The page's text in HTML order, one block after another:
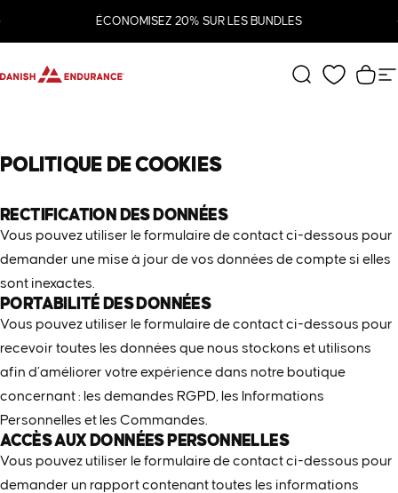
ÉCONOMISEZ 20% SUR LES BUNDLES
DANISH ENDURANCE Rechercher
POLITIQUE DECOOKIES
RECTIFICATION DES DONNÉES
Vous pouvez utiliser le formulaire de contact ci-dessous pour
demander une mise à jour de vos données de compte si elles
sont inexactes.
PORTABILITÉ DES DONNÉES
Vous pouvez utiliser le formulaire de contact ci-dessous pour
recevoir toutes les données que nous stockons et utilisons
afin d’améliorer votre expérience dans notre boutique
concernant : les demandes RGPD, les Informations
Personnelles et les Commandes.
ACCÈS AUX DONNÉES PERSONNELLES
Vous pouvez utiliser le formulaire de contact ci-dessous pour
demander un rapport contenant toutes les informations